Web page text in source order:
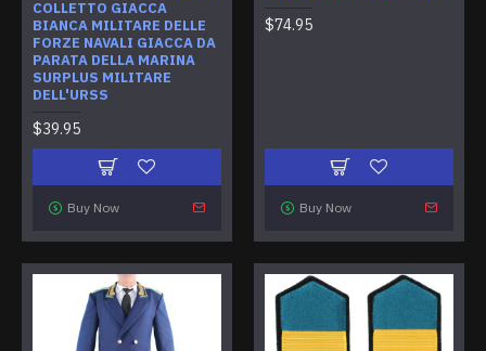
COLLETTO GIACCA
BIANCA MILITARE DELLE
FORZE NAVALI GIACCA DA
PARATA DELLA MARINA
SURPLUS MILITARE
DELL'URSS
$39.95
Buy Now
$74.95
Buy Now